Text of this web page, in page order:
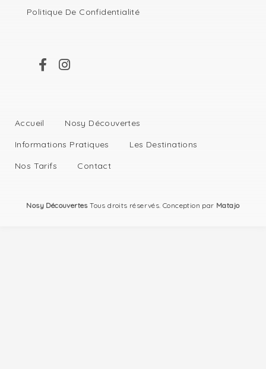
Politique De Confidentialité
Accueil
Nosy Découvertes
Informations Pratiques
Les Destinations
Nos Tarifs
Contact
Nosy DécouvertesTous droits réservés. Conception par Matajo